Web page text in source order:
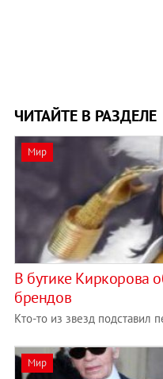
ЧИТАЙТЕ В РАЗДЕЛЕ
Мир
В бутике Киркорова
брендов
Кто-то из звезд подставил
Мир